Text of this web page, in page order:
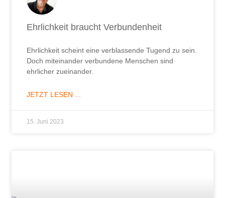
Ehrlichkeit braucht Verbundenheit
Ehrlichkeit scheint eine verblassende Tugend zu sein.
Doch miteinander verbundene Menschen sind
ehrlicher zueinander.
JETZT LESEN ...
15. Juni 2023